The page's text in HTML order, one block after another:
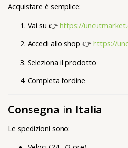
Acquistare è semplice:
Vai su 👉 https://
Accedi allo shop 👉 https://
Seleziona il prodotto
Completa l’ordine
Consegna in Italia
Le spedizioni sono: